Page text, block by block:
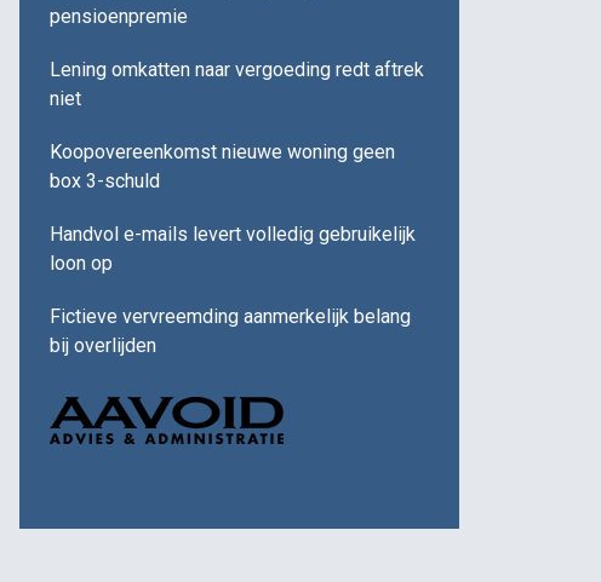
pensioenpremie
Lening omkatten naar vergoeding redt aftrek
niet
Koopovereenkomst nieuwe woning geen
box 3-schuld
Handvol e-mails levert volledig gebruikelijk
loon op
Fictieve vervreemding aanmerkelijk belang
bij overlijden